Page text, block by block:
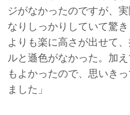
ジがなかったのですが、
なりしっかりしていて驚
よりも楽に高さが出せて
ルと遜色がなかった。加
もよかったので、思いき
ました」